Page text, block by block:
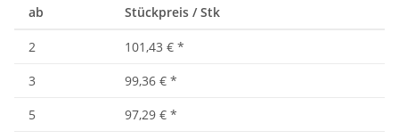
ab Stückpreis / Stk
2 101,43 € *
3
99,36 € *
5
97,29 € *